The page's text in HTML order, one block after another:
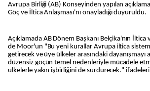
Avrupa Birliği (AB) Konseyinden yapılan
Göç ve İltica Anlaşması'nı onayladığı duyuruldu.
Açıklamada AB Dönem Başkanı Belçika'nın İltica
de Moor'un "Bu yeni kurallar Avrupa iltica
getirecek ve üye ülkeler arasındaki dayanışmayı
düzensiz göçün temel nedenleriyle mücadele
ülkelerle yakın işbirliğini de sürdürecek."